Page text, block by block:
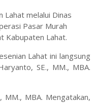
Lahat melalui Dinas
Pasar Murah
Kabupaten Lahat.
Lahat ini langsung
SE., MM., MBA.
MBA. Mengatakan,